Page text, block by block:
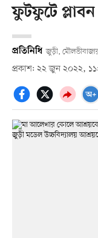
ফুটফুটে প্লাবন
প্রতিনিধি জুড়ী,
প্রকাশ: ২২ জুন ২০২২,